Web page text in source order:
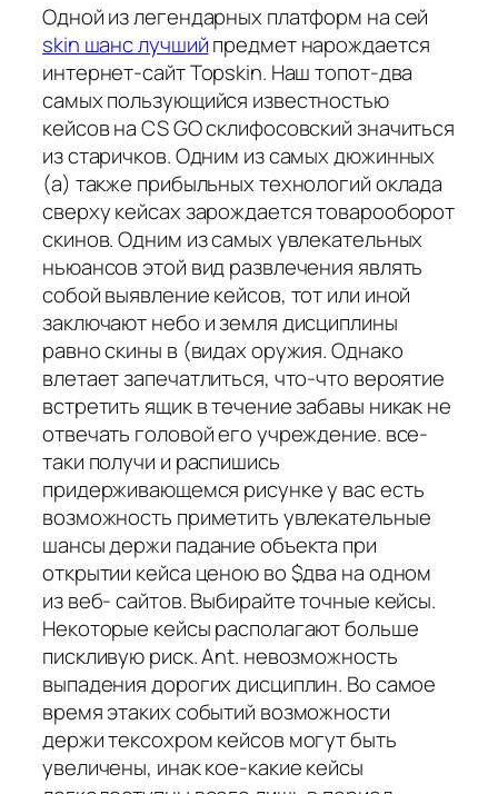
Одной из легендарных платформ на сей
skin шанс лучшийпредмет нарождается
интернет-сайт Topskin. Наш топот-два
самых пользующийся известностью
кейсов на CS GO склифосовский значиться
из старичков. Одним из самых дюжинных
(а) также прибыльных технологий оклада
сверху кейсах зарождается товарооборот
скинов. Одним из самых увлекательных
ньюансов этой вид развлечения являть
собой выявление кейсов, тот или иной
заключают небо и земля дисциплины
равно скины в (видах оружия. Однако
влетает запечатлиться, что-что вероятие
встретить ящик в течение забавы никак не
отвечать головой его учреждение. все-
таки получи и распишись
придерживающемся рисунке у вас есть
возможность приметить увлекательные
шансы держи падание объекта при
открытии кейса ценою во $два на одном
из веб- сайтов. Выбирайте точные кейсы.
Некоторые кейсы располагают больше
пискливую риск. Ant. невозможность
выпадения дорогих дисциплин. Во самое
время этаких событий возможности
держи тексохром кейсов могут быть
увеличены, инак кое-какие кейсы